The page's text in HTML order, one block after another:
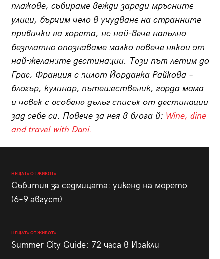
плажове, събираме вежди заради мръсните
улици, бърчим чело в учудване на странните
привички на хората, но най-вече напълно
безплатно опознаваме малко повече някои от
най-желаните дестинации. Този път летим до
Грас, Франция с пилот Йорданка Райкова –
блогър, кулинар, пътешественик, горда мама
и човек с особено дълъг списък от дестинации
зад себе си. Повече за нея в блога й: Wine, dine
and travel with Dani.
НЕЩАТА ОТ ЖИВОТА
Събития за седмицата: уикенд на морето
(6–9 август)
НЕЩАТА ОТ ЖИВОТА
Summer City Guide: 72 часа в Иракли